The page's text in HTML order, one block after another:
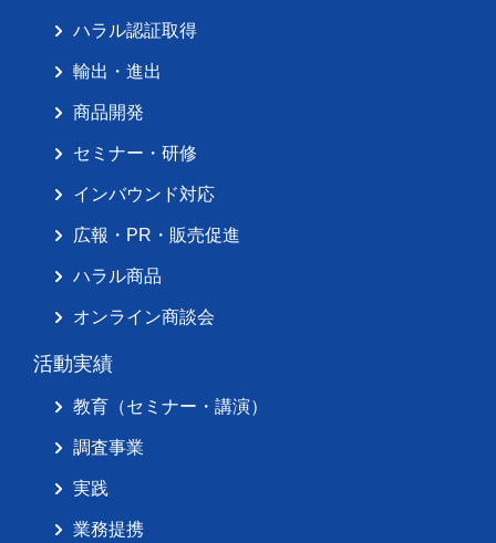
ハラル認証取得
輸出・進出
商品開発
セミナー・研修
インバウンド対応
広報・PR・販売促進
ハラル商品
オンライン商談会
活動実績
教育（セミナー・講演）
調査事業
実践
業務提携